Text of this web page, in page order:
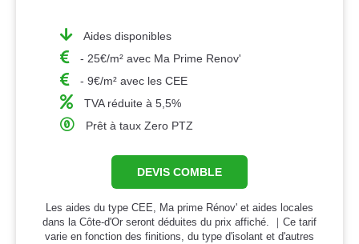
Aides disponibles
- 25€/m² avec Ma Prime Renov'
- 9€/m² avec les CEE
TVA réduite à 5,5%
Prêt à taux Zero PTZ
DEVIS COMBLE
Les aides du type CEE, Ma prime Rénov' et aides locales
dans la Côte-d'Or seront déduites du prix affiché. ｜Ce tarif
varie en fonction des finitions, du type d'isolant et d'autres